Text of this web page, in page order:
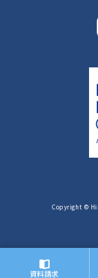
Copyright ©
資料請求